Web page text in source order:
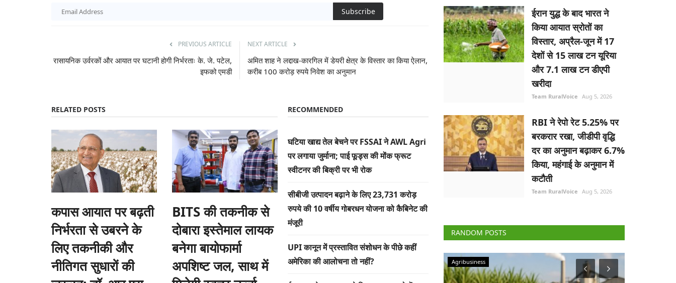
Subscribe
PREVIOUS ARTICLE
रासायनिक उर्वरकों और आयात पर घटानी होगी निर्भरताः के. जे. पटेल,
इफको एमडी
NEXT ARTICLE
अमित शाह ने लद्दाख-कारगिल में डेयरी क्षेत्र के विस्तार का किया ऐलान,
करीब 100 करोड़ रुपये निवेश का अनुमान
RELATED POSTS
कपास आयात पर बढ़ती
निर्भरता से उबरने के
लिए तकनीकी और
नीतिगत सुधारों की
BITS की तकनीक से
दोबारा इस्तेमाल लायक
बनेगा बायोफार्मा
अपशिष्ट जल, साथ में
RECOMMENDED
घटिया खाद्य तेल बेचने पर FSSAI ने AWL Agri
पर लगाया जुर्माना; पाई फूड्स की मोंक फ्रूट
स्वीटनर की बिक्री पर भी रोक
सीबीजी उत्पादन बढ़ाने के लिए 23,731 करोड़
रुपये की 10 वर्षीय गोबरधन योजना को कैबिनेट की
मंजूरी
UPI कानून में प्रस्तावित संशोधन के पीछे कहीं
अमेरिका की आलोचना तो नहीं?
ईरान युद्ध के बाद भारत ने
किया आयात स्रोतों का
विस्तार, अप्रैल-जून में 17
देशों से 15 लाख टन यूरिया
और 7.1 लाख टन डीएपी
खरीदा
Team RuralVoice Aug 5, 2026
RBI ने रेपो रेट 5.25% पर
बरकरार रखा, जीडीपी वृद्धि
दर का अनुमान बढ़ाकर 6.7%
किया, महंगाई के अनुमान में
कटौती
Team RuralVoice Aug 5, 2026
RANDOM POSTS
Agritech Agribusiness Politics